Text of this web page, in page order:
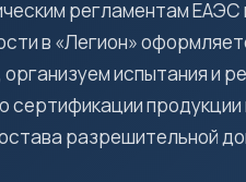
регламентам
в «Легион»
испытания и
сертификации
разрешительной